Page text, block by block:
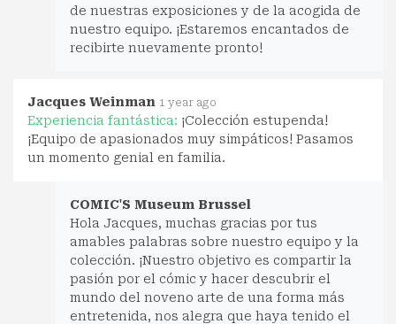
de nuestras exposiciones y de la acogida de
nuestro equipo. ¡Estaremos encantados de
recibirte nuevamente pronto!
Jacques Weinman 1 year ago
Experiencia fantástica: ¡Colección estupenda!
¡Equipo de apasionados muy simpáticos! Pasamos
un momento genial en familia.
COMIC'S Museum Brussel
Hola Jacques, muchas gracias por tus
amables palabras sobre nuestro equipo y la
colección. ¡Nuestro objetivo es compartir la
pasión por el cómic y hacer descubrir el
mundo del noveno arte de una forma más
entretenida, nos alegra que haya tenido el